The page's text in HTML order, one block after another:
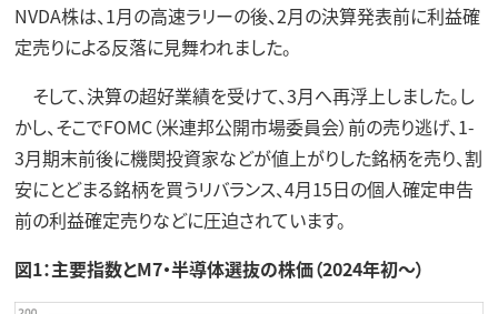
NVDA株は、1月の高速ラリーの後、2月の決算発表前に利益確
定売りによる反落に見舞われました。
そして、決算の超好業績を受けて、3月へ再浮上しました。し
かし、そこでFOMC（米連邦公開市場委員会）前の売り逃げ、1-
3月期末前後に機関投資家などが値上がりした銘柄を売り、割
安にとどまる銘柄を買うリバランス、4月15日の個人確定申告
前の利益確定売りなどに圧迫されています。
図1：主要指数とM7・半導体選抜の株価（2024年初～）